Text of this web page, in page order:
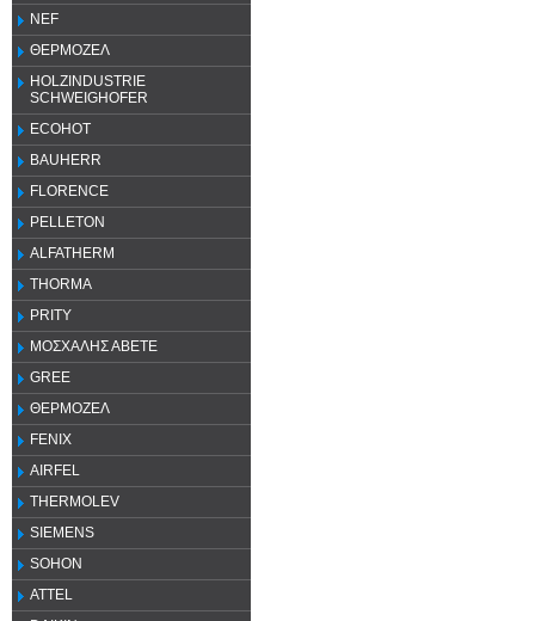
NEF
ΘΕΡΜΟΖΕΛ
HOLZINDUSTRIE
SCHWEIGHOFER
ECOHOT
BAUHERR
FLORENCE
PELLETON
ALFATHERM
THORMA
PRITY
ΜΟΣΧΑΛΗΣ ΑΒΕΤΕ
GREE
ΘΕΡΜΟΖΕΛ
FENIX
AIRFEL
THERMOLEV
SIEMENS
SOHON
ATTEL